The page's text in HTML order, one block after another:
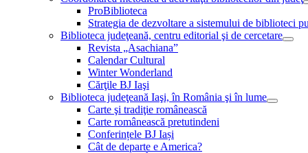
ProBiblioteca
Strategia de dezvoltare a sistemului de biblioteci
Biblioteca judeţeană, centru editorial şi de cercetare
Revista „Asachiana”
Calendar Cultural
Winter Wonderland
Cărţile BJ Iaşi
Biblioteca judeţeană Iaşi, în România şi în lume
Carte şi tradiţie românească
Carte românească pretutindeni
Conferințele BJ Iași
Cât de departe e America?